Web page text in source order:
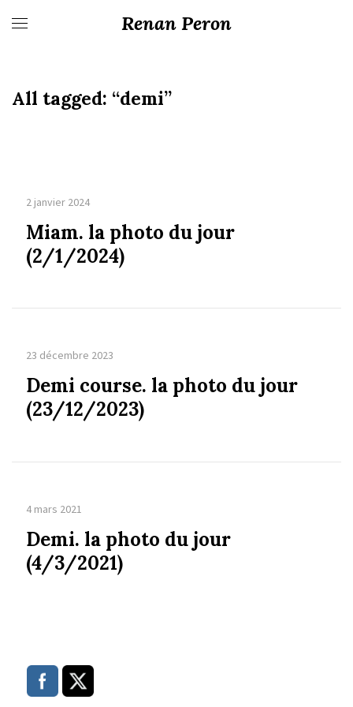
Renan Peron
All tagged: “demi”
2 janvier 2024
Miam. la photo du jour
(2/1/2024)
23 décembre 2023
Demi course. la photo du jour
(23/12/2023)
4 mars 2021
Demi. la photo du jour
(4/3/2021)